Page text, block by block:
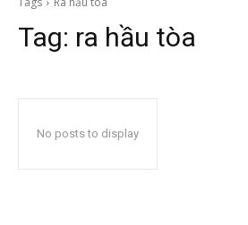
Tag: ra hầu tòa
No posts to display